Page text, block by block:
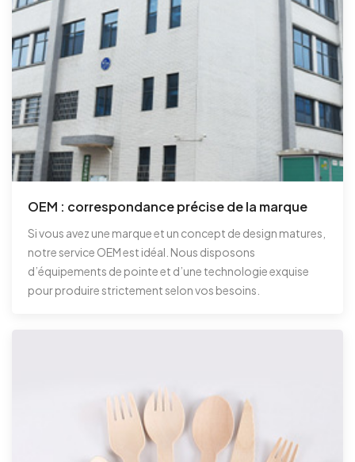
OEM : correspondance précise de la marque
Si vous avez une marque et un concept de design matures,
notre service OEM est idéal. Nous disposons
d’équipements de pointe et d’une technologie exquise
pour produire strictement selon vos besoins.